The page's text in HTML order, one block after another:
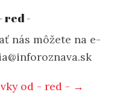
red -
nás môžete na e-
od - red - →